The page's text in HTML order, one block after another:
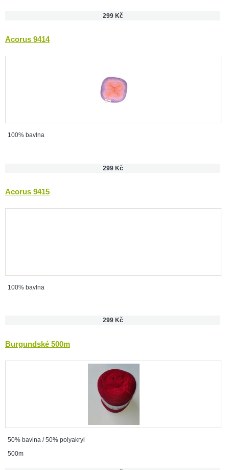
299 Kč
Acorus 9414
100% bavlna
299 Kč
Acorus 9415
100% bavlna
299 Kč
Burgundské 500m
50% bavlna / 50% polyakryl
500m